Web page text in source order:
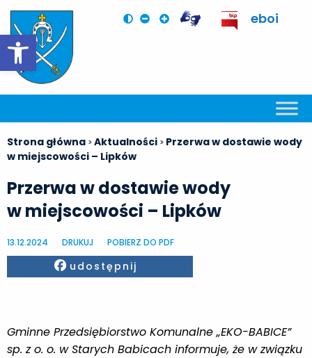
Otwórz pasek narzędzi
eboi
Strona główna >Aktualności > Przerwa w dostawie wody
w miejscowości – Lipków
Przerwa w dostawie wody
w miejscowości – Lipków
13.12.2024 DRUKUJ POBIERZ DO PDF
Facebook
udostępnij
Gminne Przedsiębiorstwo Komunalne „EKO-BABICE”
sp. z o. o. w Starych Babicach informuje, że w związku